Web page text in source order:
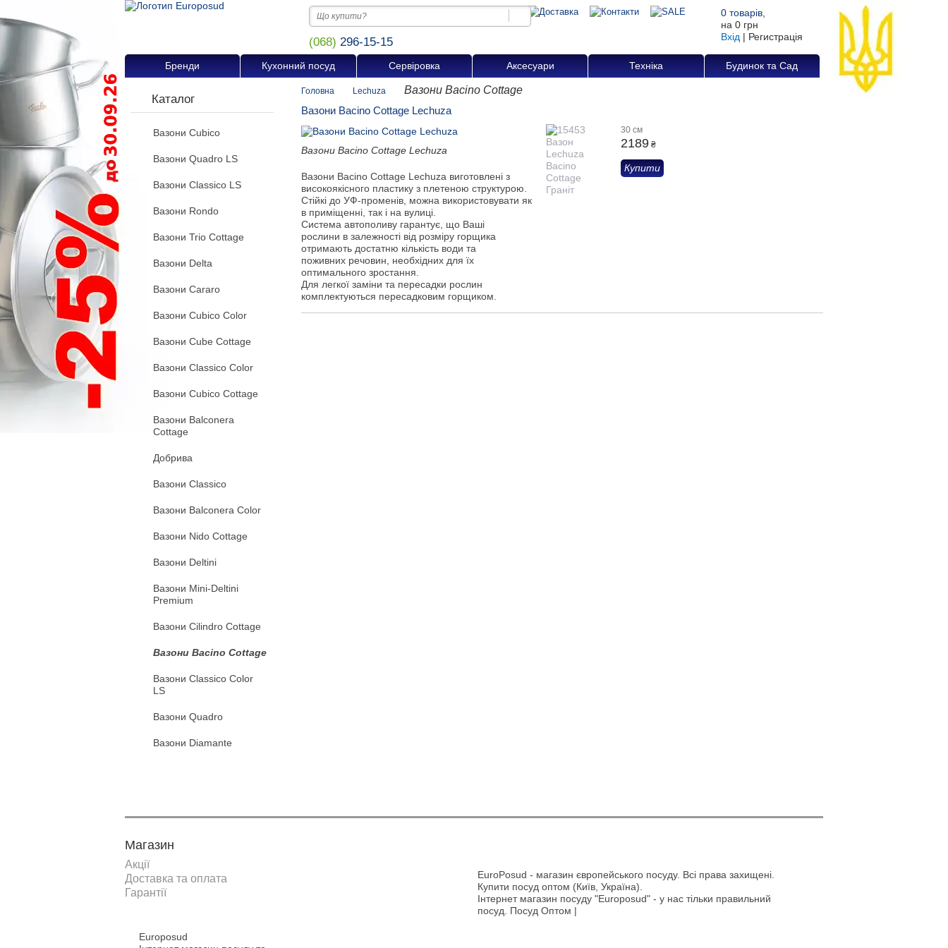
(068) 296-15-15
0 товарів
на 0 грн
Вхід | Регистрація
Бренди Кухонний посуд Сервіровка Аксесуари Техніка Будинок та Сад
Каталог
Вазони Cubico
Вазони Quadro LS
Вазони Classico LS
Вазони Rondo
Вазони Trio Cottage
Вазони Delta
Вазони Cararo
Вазони Cubico Color
Вазони Cube Cottage
Вазони Classico Сolor
Вазони Cubico Cottage
Вазони Balconera
Cottage
Добрива
Вазони Classico
Вазони Balconera Color
Вазони Nido Cottage
Вазони Deltini
Вазони Mini-Deltini
Premium
Вазони Cilindro Cottage
Вазони Bacino Cottage
Вазони Classico Сolor
LS
Вазони Quadro
Вазони Diamante
Головна Lechuza
Вазони Bacino Cottage
Вазони Bacino Cottage Lechuza
Вазони Bacino Cottage Lechuza
Вазони Bacino Cottage Lechuza виготовлені з
високоякісного пластику з плетеною структурою.
Стійкі до УФ-променів, можна використовувати як
в приміщенні, так і на вулиці.
Система автополиву гарантує, що Ваші
рослини в залежності від розміру горщика
отримають достатню кількість води та
поживних речовин, необхідних для їх
оптимального зростання.
Для легкої заміни та пересадки рослин
комплектуються пересадковим горщиком.
30 см
2189 ₴
Купити
Магазин
Акції
Доставка та оплата
Гарантії
EuroPosud - магазин європейського посуду. Всі права захищені.
Купити посуд оптом (Київ, Україна).
Інтернет магазин посуду "Europosud" - у нас тільки правильний
посуд. Посуд Оптом |
Europosud